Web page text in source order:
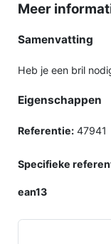
Meer
Samenvatting
Heb je een bril
Eigenschappen
Referentie: 47941
Specifieke
ean13